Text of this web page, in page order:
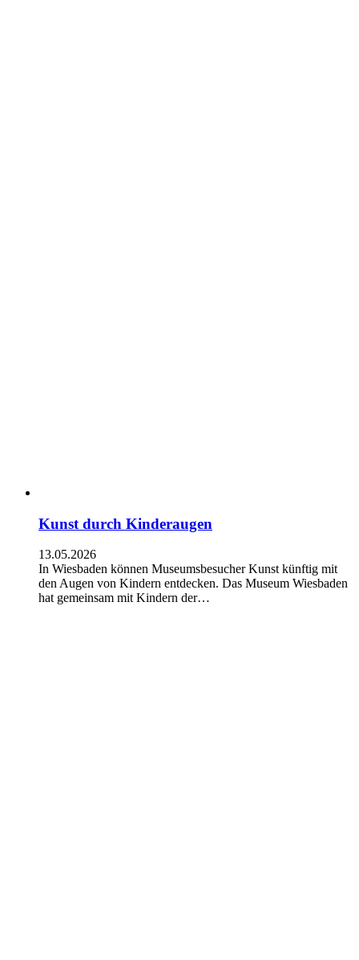
Kunst durch Kinderaugen
13.05.2026
In Wiesbaden können Museumsbesucher Kunst künftig mit
den Augen von Kindern entdecken. Das Museum Wiesbaden
hat gemeinsam mit Kindern der…